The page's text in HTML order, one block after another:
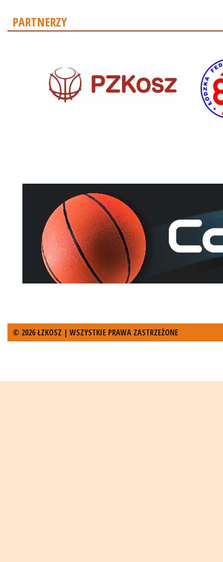
PARTNERZY
© 2026 ŁZKOSZ | WSZYSTKIE PRAWA ZASTRZEŻONE